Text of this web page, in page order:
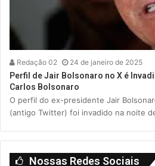
Redação 02 24 de janeiro de 2025
Perfil de Jair Bolsonaro no X é
Carlos Bolsonaro
O perfil do ex-presidente Jair
(antigo Twitter) foi invadido na noite
Nossas Redes Sociais